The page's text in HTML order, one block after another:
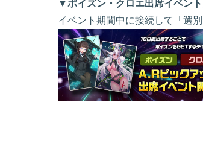
▼ポイズン・クロエ出席イベント
イベント期間中に接続して「選